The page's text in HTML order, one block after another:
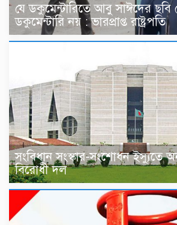
যে ডকুমেন্টারিতে আবু সাঈদের ছবি
ডকুমেন্টারি নয় : ভারপ্রাপ্ত রাষ্ট্রপতি
সংবিধান সংস্কার-সংশোধন ইস্যুতে
বিরোধী দল